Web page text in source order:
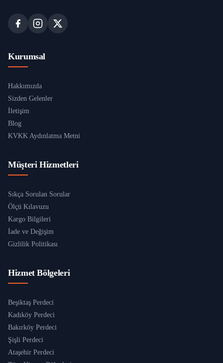
Kurumsal
Hakkımızda
Sizden Gelenler
İletişim
Blog
KVKK Aydınlatma Metni
Müşteri Hizmetleri
Sıkça Sorulan Sorular
Ölçü Kılavuzu
Kargo Bilgileri
İade ve Değişim
Gizlilik Politikası
Hizmet Bölgeleri
Beşiktaş Perdeci
Kadıköy Perdeci
Bakırköy Perdeci
Şişli Perdeci
Ataşehir Perdeci